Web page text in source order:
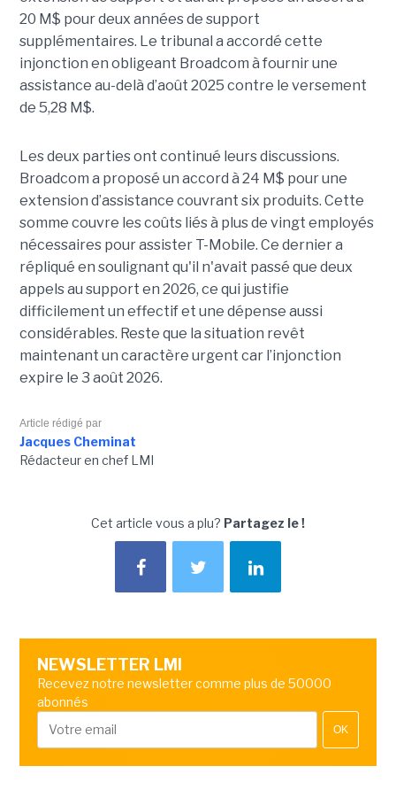
20 M$ pour deux années de support
supplémentaires. Le tribunal a accordé cette
injonction en obligeant Broadcom à fournir une
assistance au-delà d’août 2025 contre le versement
de 5,28 M$.
Les deux parties ont continué leurs discussions.
Broadcom a proposé un accord à 24 M$ pour une
extension d’assistance couvrant six produits. Cette
somme couvre les coûts liés à plus de vingt employés
nécessaires pour assister T-Mobile. Ce dernier a
répliqué en soulignant qu'il n'avait passé que deux
appels au support en 2026, ce qui justifie
difficilement un effectif et une dépense aussi
considérables. Reste que la situation revêt
maintenant un caractère urgent car l’injonction
expire le 3 août 2026.
Article rédigé par
Jacques Cheminat
Rédacteur en chef LMI
Cet article vous a plu? Partagez le !
NEWSLETTER LMI
Recevez notre newsletter comme plus de 50000
abonnés
OK